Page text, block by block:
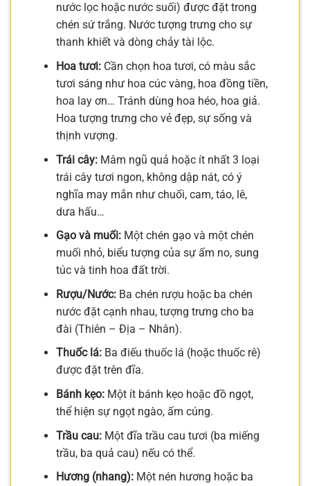
nước lọc hoặc nước suối) được đặt trong
chén sứ trắng. Nước tượng trưng cho sự
thanh khiết và dòng chảy tài lộc.
Hoa tươi:Cần chọn hoa tươi, có màu sắc
tươi sáng như hoa cúc vàng, hoa đồng tiền,
hoa lay ơn… Tránh dùng hoa héo, hoa giả.
Hoa tượng trưng cho vẻ đẹp, sự sống và
thịnh vượng.
Trái cây:Mâm ngũ quả hoặc ít nhất 3 loại
trái cây tươi ngon, không dập nát, có ý
nghĩa may mắn như chuối, cam, táo, lê,
dưa hấu…
Gạo và muối:Một chén gạo và một chén
muối nhỏ, biểu tượng của sự ấm no, sung
túc và tinh hoa đất trời.
Rượu/Nước:Ba chén rượu hoặc ba chén
nước đặt cạnh nhau, tượng trưng cho ba
đài (Thiên – Địa – Nhân).
Thuốc lá:Ba điếu thuốc lá (hoặc thuốc rê)
được đặt trên đĩa.
Bánh kẹo:Một ít bánh kẹo hoặc đồ ngọt,
thể hiện sự ngọt ngào, ấm cúng.
Trầu cau:Một đĩa trầu cau tươi (ba miếng
trầu, ba quả cau) nếu có thể.
Hương (nhang):Một nén hương hoặc ba